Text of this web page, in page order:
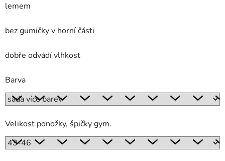
lemem
bez gumičky v horní části
dobře odvádí vlhkost
Barva
Velikost ponožky, špičky gym.